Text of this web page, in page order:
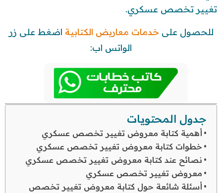
تغيير تخصص عسكري.
للحصول على خدمات معاريض الكتابية اضغط على زر
الواتس اب:
جدول المحتويات
أهمية كتابة معروض تغيير تخصص عسكري
خطوات كتابة معروض تغيير تخصص عسكري
نصائح عند كتابة معروض تغيير تخصص عسكري
معروض تغيير تخصص عسكري
أسئلة شائعة حول كتابة معروض تغيير تخصص